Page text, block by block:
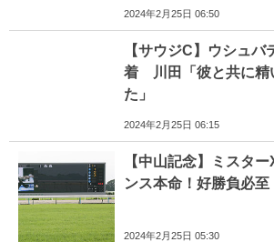
2024年2月25日 06:50
【サウジC】ウシュバ
着 川田「彼と共に精
た」
2024年2月25日 06:15
【中山記念】ミスタ
ンス本命！好勝負必至
2024年2月25日 05:30